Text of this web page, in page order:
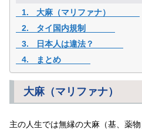
大麻（マリファナ）
タイ国内規制
日本人は違法？
まとめ
大麻（マリファナ）
主の人生では無縁の大麻（基、薬